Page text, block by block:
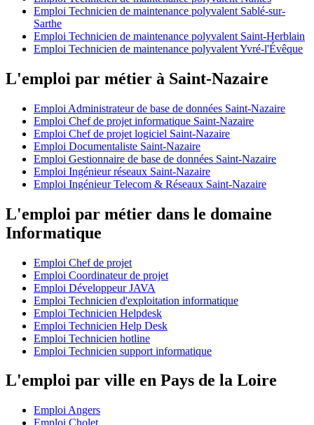
Emploi Technicien de maintenance polyvalent Sablé-sur-
Sarthe
Emploi Technicien de maintenance polyvalent Saint-Herblain
Emploi Technicien de maintenance polyvalent Yvré-l'Évêque
L'emploi par métier à Saint-Nazaire
Emploi Administrateur de base de données Saint-Nazaire
Emploi Chef de projet informatique Saint-Nazaire
Emploi Chef de projet logiciel Saint-Nazaire
Emploi Documentaliste Saint-Nazaire
Emploi Gestionnaire de base de données Saint-Nazaire
Emploi Ingénieur réseaux Saint-Nazaire
Emploi Ingénieur Telecom & Réseaux Saint-Nazaire
L'emploi par métier dans le domaine
Informatique
Emploi Chef de projet
Emploi Coordinateur de projet
Emploi Développeur JAVA
Emploi Technicien d'exploitation informatique
Emploi Technicien Helpdesk
Emploi Technicien Help Desk
Emploi Technicien hotline
Emploi Technicien support informatique
L'emploi par ville en Pays de la Loire
Emploi Angers